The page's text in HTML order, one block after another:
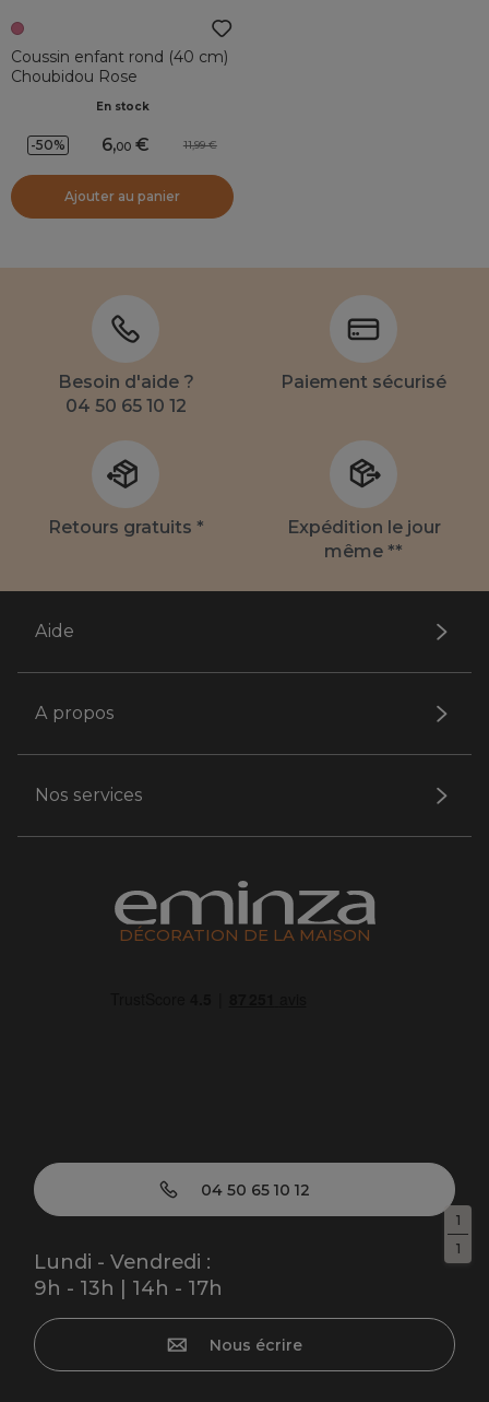
1
1
Coussin enfant rond (40 cm)
Choubidou Rose
En stock
-50% 6,00 11,99
Ajouter au panier
Besoin d'aide ?
04 50 65 10 12
Paiement sécurisé
Retours gratuits *
Expédition le jour
même **
Aide
A propos
Nos services
DÉCORATION DE LA MAISON
04 50 65 10 12
Lundi - Vendredi :
9h - 13h | 14h - 17h
Nous écrire